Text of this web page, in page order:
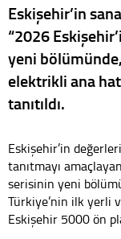
Eskişehir’in
“2026
yeni
elektrikli ana
tanıtıldı.
Eskişehir’in
tanıtmayı
serisinin yeni
Türkiye’nin ilk yerli
Eskişehir 5000 ön